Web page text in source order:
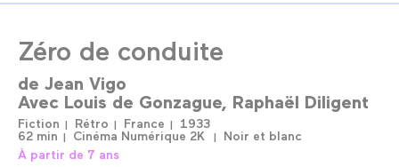
Zéro de conduite
de Jean Vigo
Avec Louis de Gonzague Raphaël Diligent
Fiction Rétro France
1933
62 min
Cinéma Numérique 2K
Noir et blanc
À partir de 7 ans